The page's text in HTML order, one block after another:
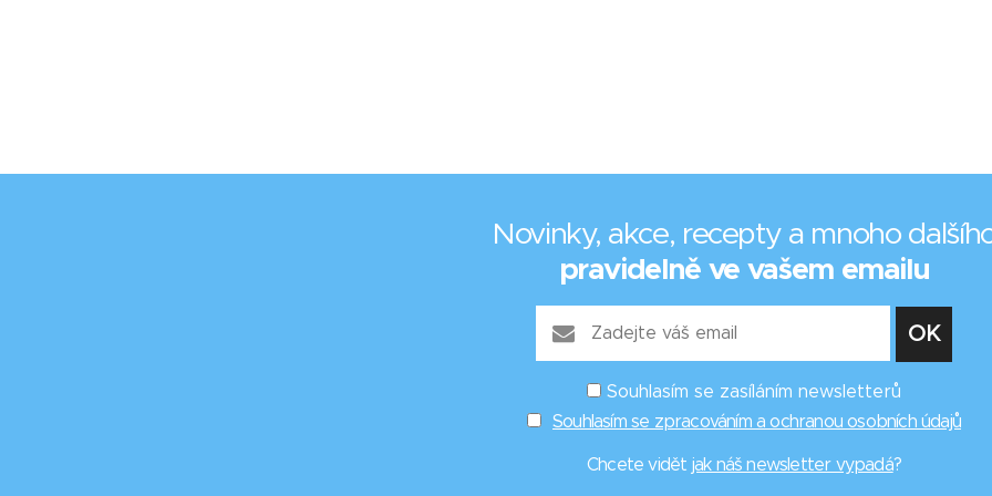
Novinky, akce, recepty a mnoho
pravidelně ve vašem emailu
Souhlasím se zasíláním newsletterů
Souhlasím se zpracováním a ochranou osobních údajů
Chcete vidět jak náš newsletter vypadá?